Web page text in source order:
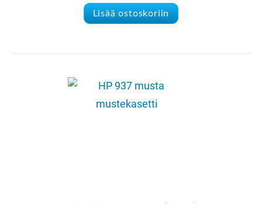
Lisää ostoskoriin